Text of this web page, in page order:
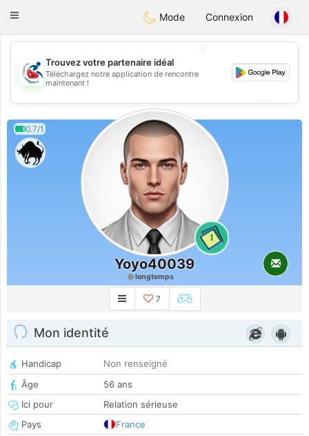
Handi Space
Toggle
Mode Connexion
💖
💕
Trouvez votre partenaire idéal
Téléchargez notre application de rencontre
maintenant !
0.7/1
1
Yoyo40039
longtemps
7
Mon identité
Handicap
Non renseigné
Âge
56 ans
Ici pour
Relation sérieuse
Pays
France